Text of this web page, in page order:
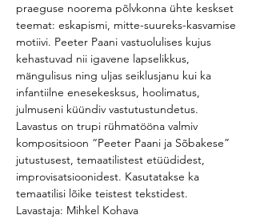
praeguse noorema põlvkonna ühte keskset
teemat: eskapismi, mitte-suureks-kasvamise
motiivi. Peeter Paani vastuolulises kujus
kehastuvad nii igavene lapselikkus,
mängulisus ning uljas seiklusjanu kui ka
infantiilne enesekesksus, hoolimatus,
julmuseni küündiv vastutustundetus.
Lavastus on trupi rühmatööna valmiv
kompositsioon “Peeter Paani ja Sõbakese”
jutustusest, temaatilistest etüüdidest,
improvisatsioonidest. Kasutatakse ka
temaatilisi lõike teistest tekstidest.
Lavastaja: Mihkel Kohava